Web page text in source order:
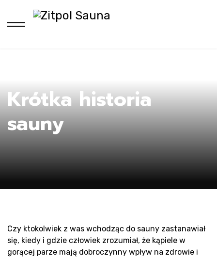
Krótka historia
sauny
Czy ktokolwiek z was wchodząc do sauny zastanawiał
się, kiedy i gdzie człowiek zrozumiał, że kąpiele w
gorącej parze mają dobroczynny wpływ na zdrowie i